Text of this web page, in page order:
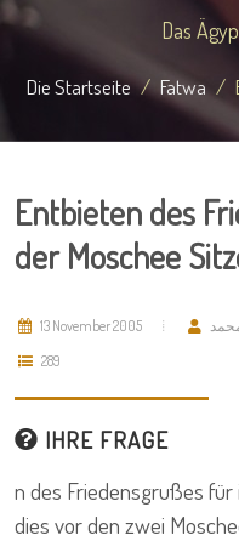
Das
Die Startseite Fatwa
Entbieten des
der Moschee
13 November 2005
289
IHRE FRAGE
n des Friedensgrußes
dies vor den zwei